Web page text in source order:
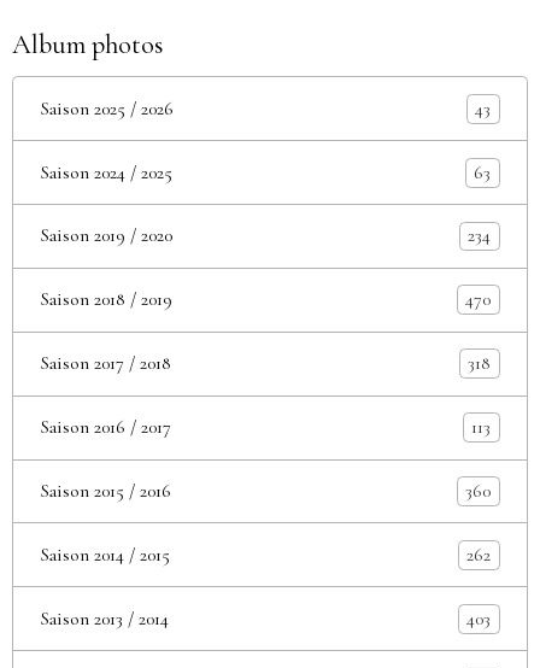
Album photos
Saison 2025 / 2026 43
Saison 2024 / 2025 63
Saison 2019 / 2020 234
Saison 2018 / 2019 470
Saison 2017 / 2018 318
Saison 2016 / 2017 113
Saison 2015 / 2016 360
Saison 2014 / 2015 262
Saison 2013 / 2014 403